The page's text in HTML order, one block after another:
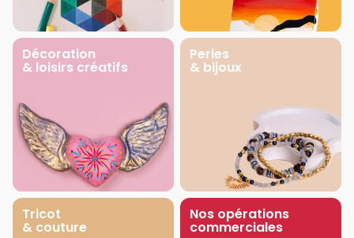
Décoration
& loisirs créatifs
Perles
& bijoux
Tricot
& couture
Nos opérations
commerciales